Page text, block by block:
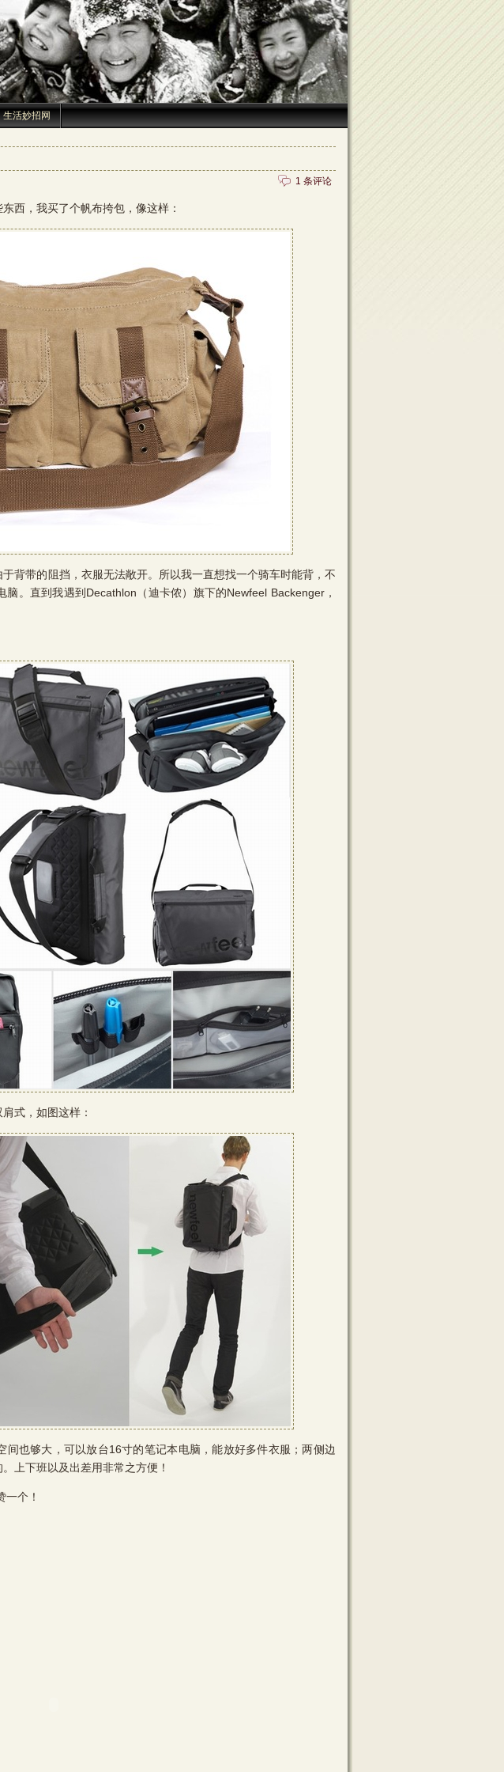
生活妙招网
1 条评论
，我买了个帆布挎包，像这样：
带的阻挡，衣服无法敞开。所以我一直想找一个骑车时能背，不
。直到我遇到Decathlon（迪卡侬）旗下的Newfeel Backenger，
式，如图这样：
也够大，可以放台16寸的笔记本电脑，能放好多件衣服；两侧边
上下班以及出差用非常之方便！
个！